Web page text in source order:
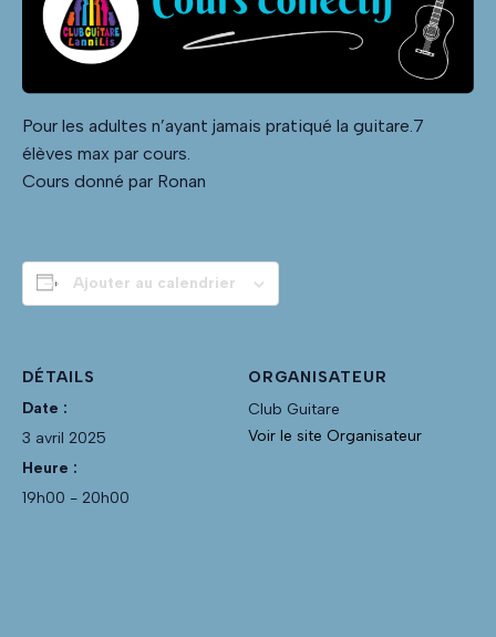
Pour les adultes n’ayant jamais pratiqué la guitare.7
élèves max par cours.
Cours donné par Ronan
Ajouter au calendrier
DÉTAILS
Date :
3 avril 2025
Heure :
19h00 - 20h00
ORGANISATEUR
Club Guitare
Voir le site Organisateur